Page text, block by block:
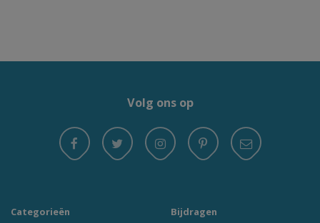
Volg ons op
Categorieën
Bijdragen